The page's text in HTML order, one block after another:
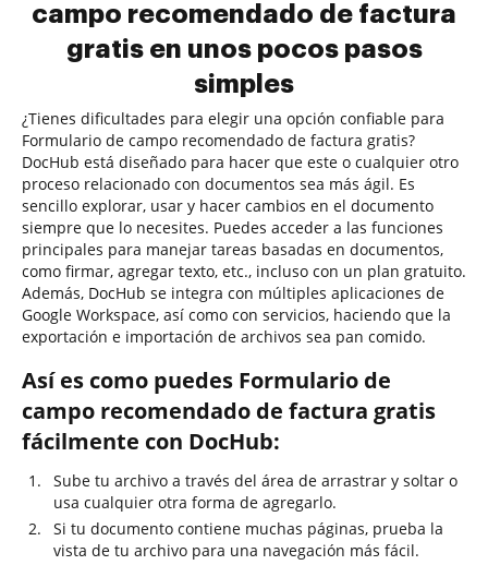
campo recomendado de factura
gratis en unos pocos pasos
simples
¿Tienes dificultades para elegir una opción confiable para
Formulario de campo recomendado de factura gratis?
DocHub está diseñado para hacer que este o cualquier otro
proceso relacionado con documentos sea más ágil. Es
sencillo explorar, usar y hacer cambios en el documento
siempre que lo necesites. Puedes acceder a las funciones
principales para manejar tareas basadas en documentos,
como firmar, agregar texto, etc., incluso con un plan gratuito.
Además, DocHub se integra con múltiples aplicaciones de
Google Workspace, así como con servicios, haciendo que la
exportación e importación de archivos sea pan comido.
Así es como puedes Formulario de
campo recomendado de factura gratis
fácilmente con DocHub:
Sube tu archivo a través del área de arrastrar y soltar o
usa cualquier otra forma de agregarlo.
Si tu documento contiene muchas páginas, prueba la
vista de tu archivo para una navegación más fácil.